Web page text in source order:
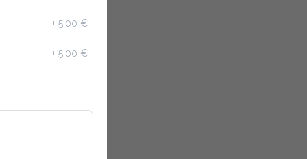
+ 5.00 €
+ 5.00 €